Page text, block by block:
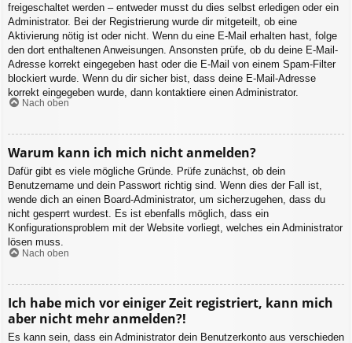
freigeschaltet werden – entweder musst du dies selbst erledigen oder ein
Administrator. Bei der Registrierung wurde dir mitgeteilt, ob eine
Aktivierung nötig ist oder nicht. Wenn du eine E-Mail erhalten hast, folge
den dort enthaltenen Anweisungen. Ansonsten prüfe, ob du deine E-Mail-
Adresse korrekt eingegeben hast oder die E-Mail von einem Spam-Filter
blockiert wurde. Wenn du dir sicher bist, dass deine E-Mail-Adresse
korrekt eingegeben wurde, dann kontaktiere einen Administrator.
Nach oben
Warum kann ich mich nicht anmelden?
Dafür gibt es viele mögliche Gründe. Prüfe zunächst, ob dein
Benutzername und dein Passwort richtig sind. Wenn dies der Fall ist,
wende dich an einen Board-Administrator, um sicherzugehen, dass du
nicht gesperrt wurdest. Es ist ebenfalls möglich, dass ein
Konfigurationsproblem mit der Website vorliegt, welches ein Administrator
lösen muss.
Nach oben
Ich habe mich vor einiger Zeit registriert, kann mich
aber nicht mehr anmelden?!
Es kann sein, dass ein Administrator dein Benutzerkonto aus verschieden